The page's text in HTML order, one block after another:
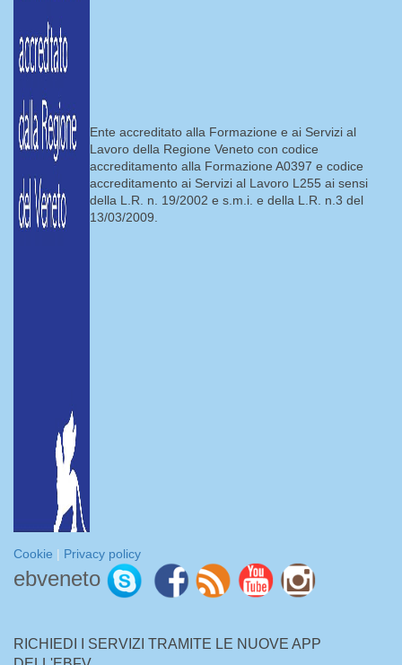
Ente accreditato alla Formazione e ai Servizi al
Lavoro della Regione Veneto con codice
accreditamento alla Formazione A0397 e codice
accreditamento ai Servizi al Lavoro L255 ai sensi
della L.R. n. 19/2002 e s.m.i. e della L.R. n.3 del
13/03/2009.
Cookie | Privacy policy
ebveneto
RICHIEDI I SERVIZI TRAMITE LE NUOVE APP